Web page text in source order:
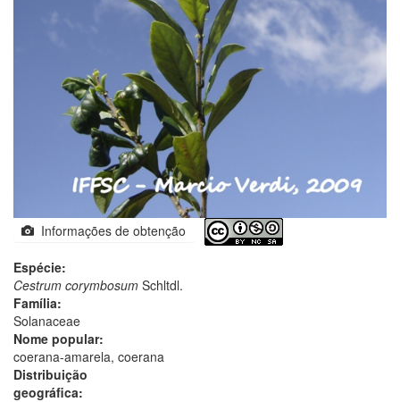
Informações de obtenção
Espécie:
Cestrum corymbosum Schltdl.
Família:
Solanaceae
Nome popular:
coerana-amarela, coerana
Distribuição
geográfica: